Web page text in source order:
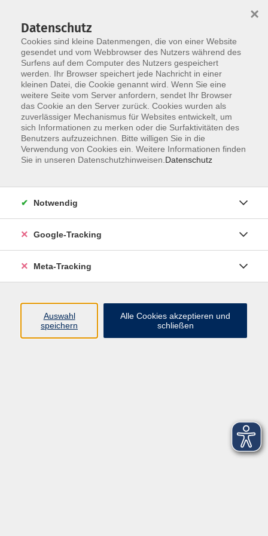
Skip to main content
Der Kurs konnte nicht gefunden werden.
Über uns
Datenschutz
Cookies sind kleine Datenmengen, die von einer Website
gesendet und vom Webbrowser des Nutzers während des
Surfens auf dem Computer des Nutzers gespeichert
werden. Ihr Browser speichert jede Nachricht in einer
kleinen Datei, die Cookie genannt wird. Wenn Sie eine
weitere Seite vom Server anfordern, sendet Ihr Browser
das Cookie an den Server zurück. Cookies wurden als
zuverlässiger Mechanismus für Websites entwickelt, um
sich Informationen zu merken oder die Surfaktivitäten des
Benutzers aufzuzeichnen. Bitte willigen Sie in die
Verwendung von Cookies ein. Weitere Informationen finden
Sie in unseren Datenschutzhinweisen. Datenschutz
×
Notwendig
Google-Tracking
Meta-Tracking
Auswahl
speichern
Alle Cookies akzeptieren und
schließen